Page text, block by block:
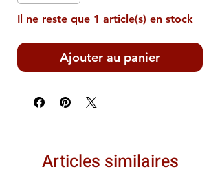
Il ne reste que 1 article(s) en stock
Ajouter au panier
Articles similaires